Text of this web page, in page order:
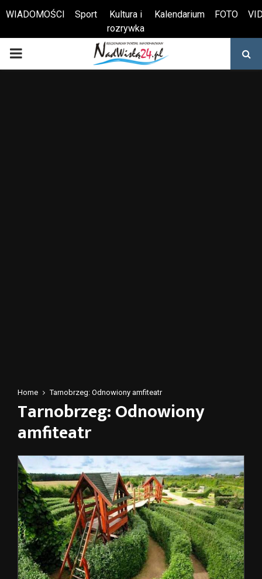
Otwórz pasek narzędzi
WIADOMOŚCI Sport
Kultura i
rozrywka
Kalendarium FOTO
PRIMARY
Home Tarnobrzeg: Odnowiony amfiteatr
Tarnobrzeg: Odnowiony
amfiteatr